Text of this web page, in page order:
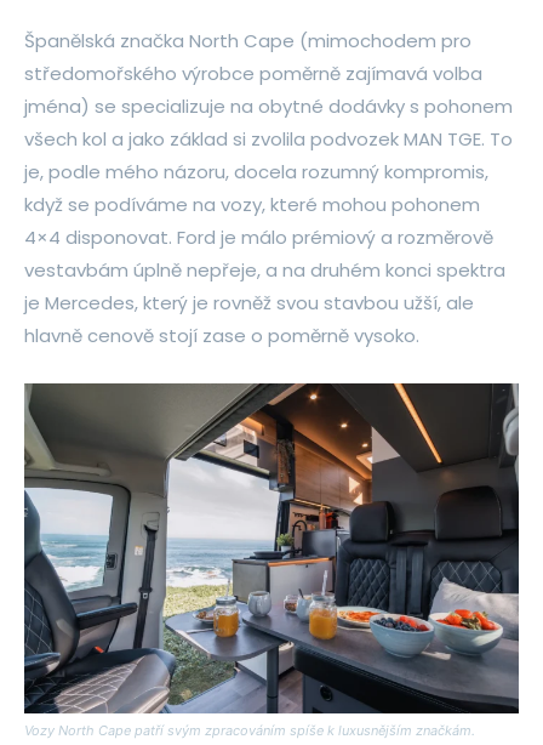
Španělská značka North Cape (mimochodem pro
středomořského výrobce poměrně zajímavá volba
jména) se specializuje na obytné dodávky s pohonem
všech kol a jako základ si zvolila podvozek MAN TGE. To
je, podle mého názoru, docela rozumný kompromis,
když se podíváme na vozy, které mohou pohonem
4×4 disponovat. Ford je málo prémiový a rozměrově
vestavbám úplně nepřeje, a na druhém konci spektra
je Mercedes, který je rovněž svou stavbou užší, ale
hlavně cenově stojí zase o poměrně vysoko.
Vozy North Cape patří svým zpracováním spíše k luxusnějším značkám.